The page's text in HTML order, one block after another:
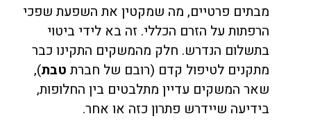
מבתים פרטיים, מה שמקטין את השפעת שפכי
הרפתות על הזרם הכללי. זה בא לידי ביטוי
בתשלום הנדרש. חלק מהמשקים התקינו כבר
מתקנים לטיפול קדם (רובם של חברת טבת),
שאר המשקים עדיין מתלבטים בין החלופות,
בידיעה שיידרש פתרון כזה או אחר.